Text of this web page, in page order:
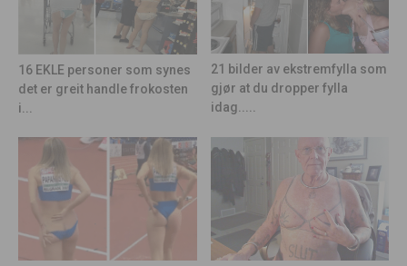
16 EKLE personer som synes
det er greit handle frokosten
i...
21 bilder av ekstremfylla som
gjør at du dropper fylla
idag.....